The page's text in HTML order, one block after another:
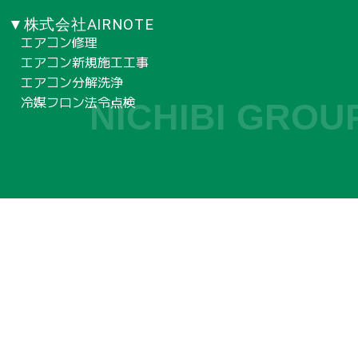
▼株式会社AIRNOTE
エアコン修理
エアコン新規施工工事
エアコン分解洗浄
冷媒フロン法令点検NICHIBI